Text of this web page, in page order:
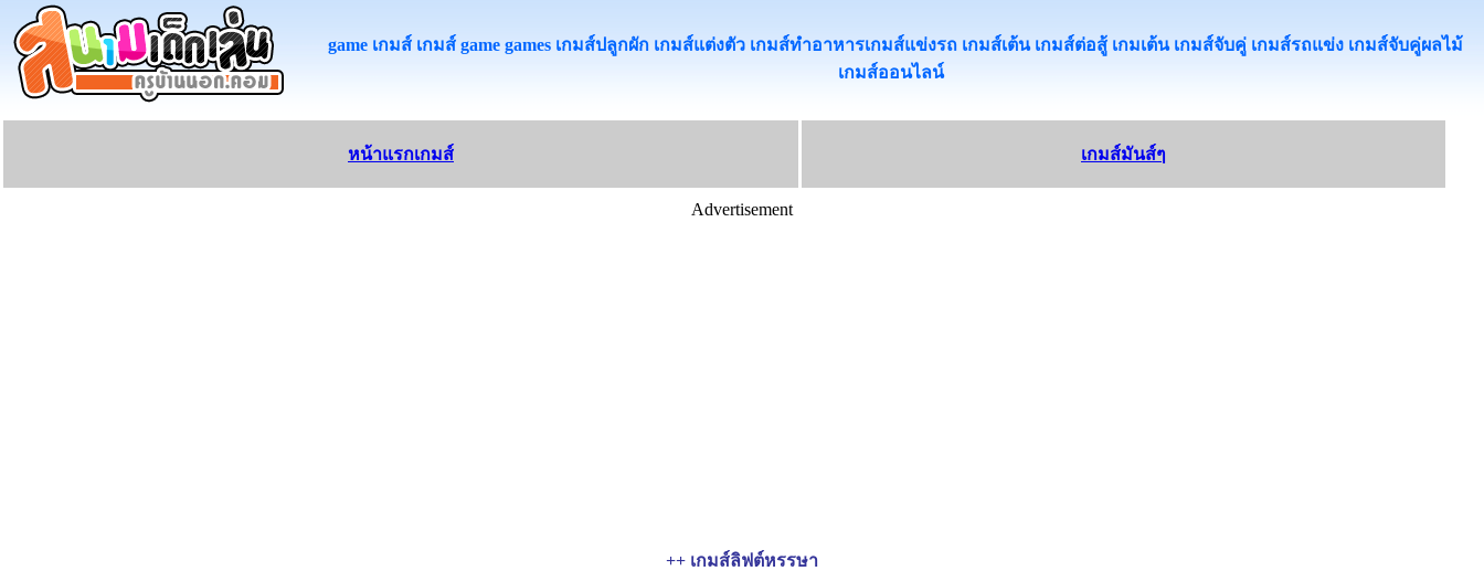
game เกมส์ เกมส์ game games เกมส์ปลูกผัก เกมส์แต่งตัว เกมส์ทําอาหารเกมส์แข่งรถ เกมส์เต้น เกมส์ต่อสู้ เกมเต้น เกมส์จับคู่ เกมส์รถแข่ง เกมส์จับคู่ผลไม้
เกมส์ออนไลน
หน้าแรกเกมส์ เกมส์มันส์ๆ
Advertisement
++ เกมส์ลิฟต์หรรษา